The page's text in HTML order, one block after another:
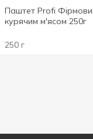
Паштет Profi
курячим м'ясом 250г
250 г